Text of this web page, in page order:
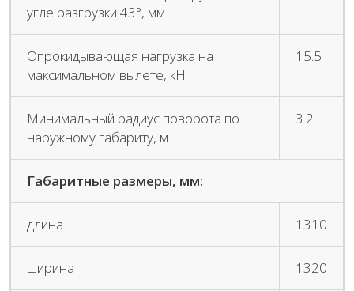
угле разгрузки 43°, мм
Опрокидывающая нагрузка на
максимальном вылете, кН
15.5
Минимальный радиус поворота по
наружному габариту, м
3.2
Габаритные размеры, мм:
длина 1310
ширина 1320